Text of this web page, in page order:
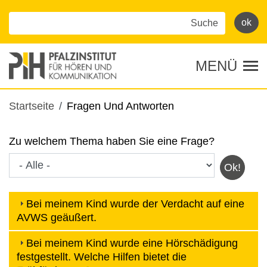
MENÜ
Pfadnavigation
Startseite Fragen Und Antworten
Zu welchem Thema haben Sie eine Frage?
Bei meinem Kind wurde der Verdacht auf eine
AVWS geäußert.
Bei meinem Kind wurde eine Hörschädigung
festgestellt. Welche Hilfen bietet die